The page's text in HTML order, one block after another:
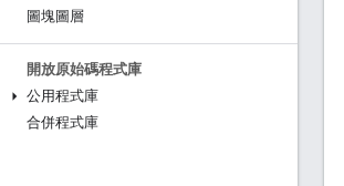
圖塊圖層
開放原始碼程式庫
公用程式庫
合併程式庫